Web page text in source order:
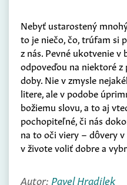
Nebyť ustarostený
to je niečo, čo, trúfam si
z nás. Pevné ukotvenie
odpoveďou na niektoré z
doby. Nie v zmysle
litere, ale v podobe
božiemu slovu, a to aj
pochopiteľné, či nás
na to oči viery – dôvery
v živote voliť dobre a
Autor: Pavel Hradilek